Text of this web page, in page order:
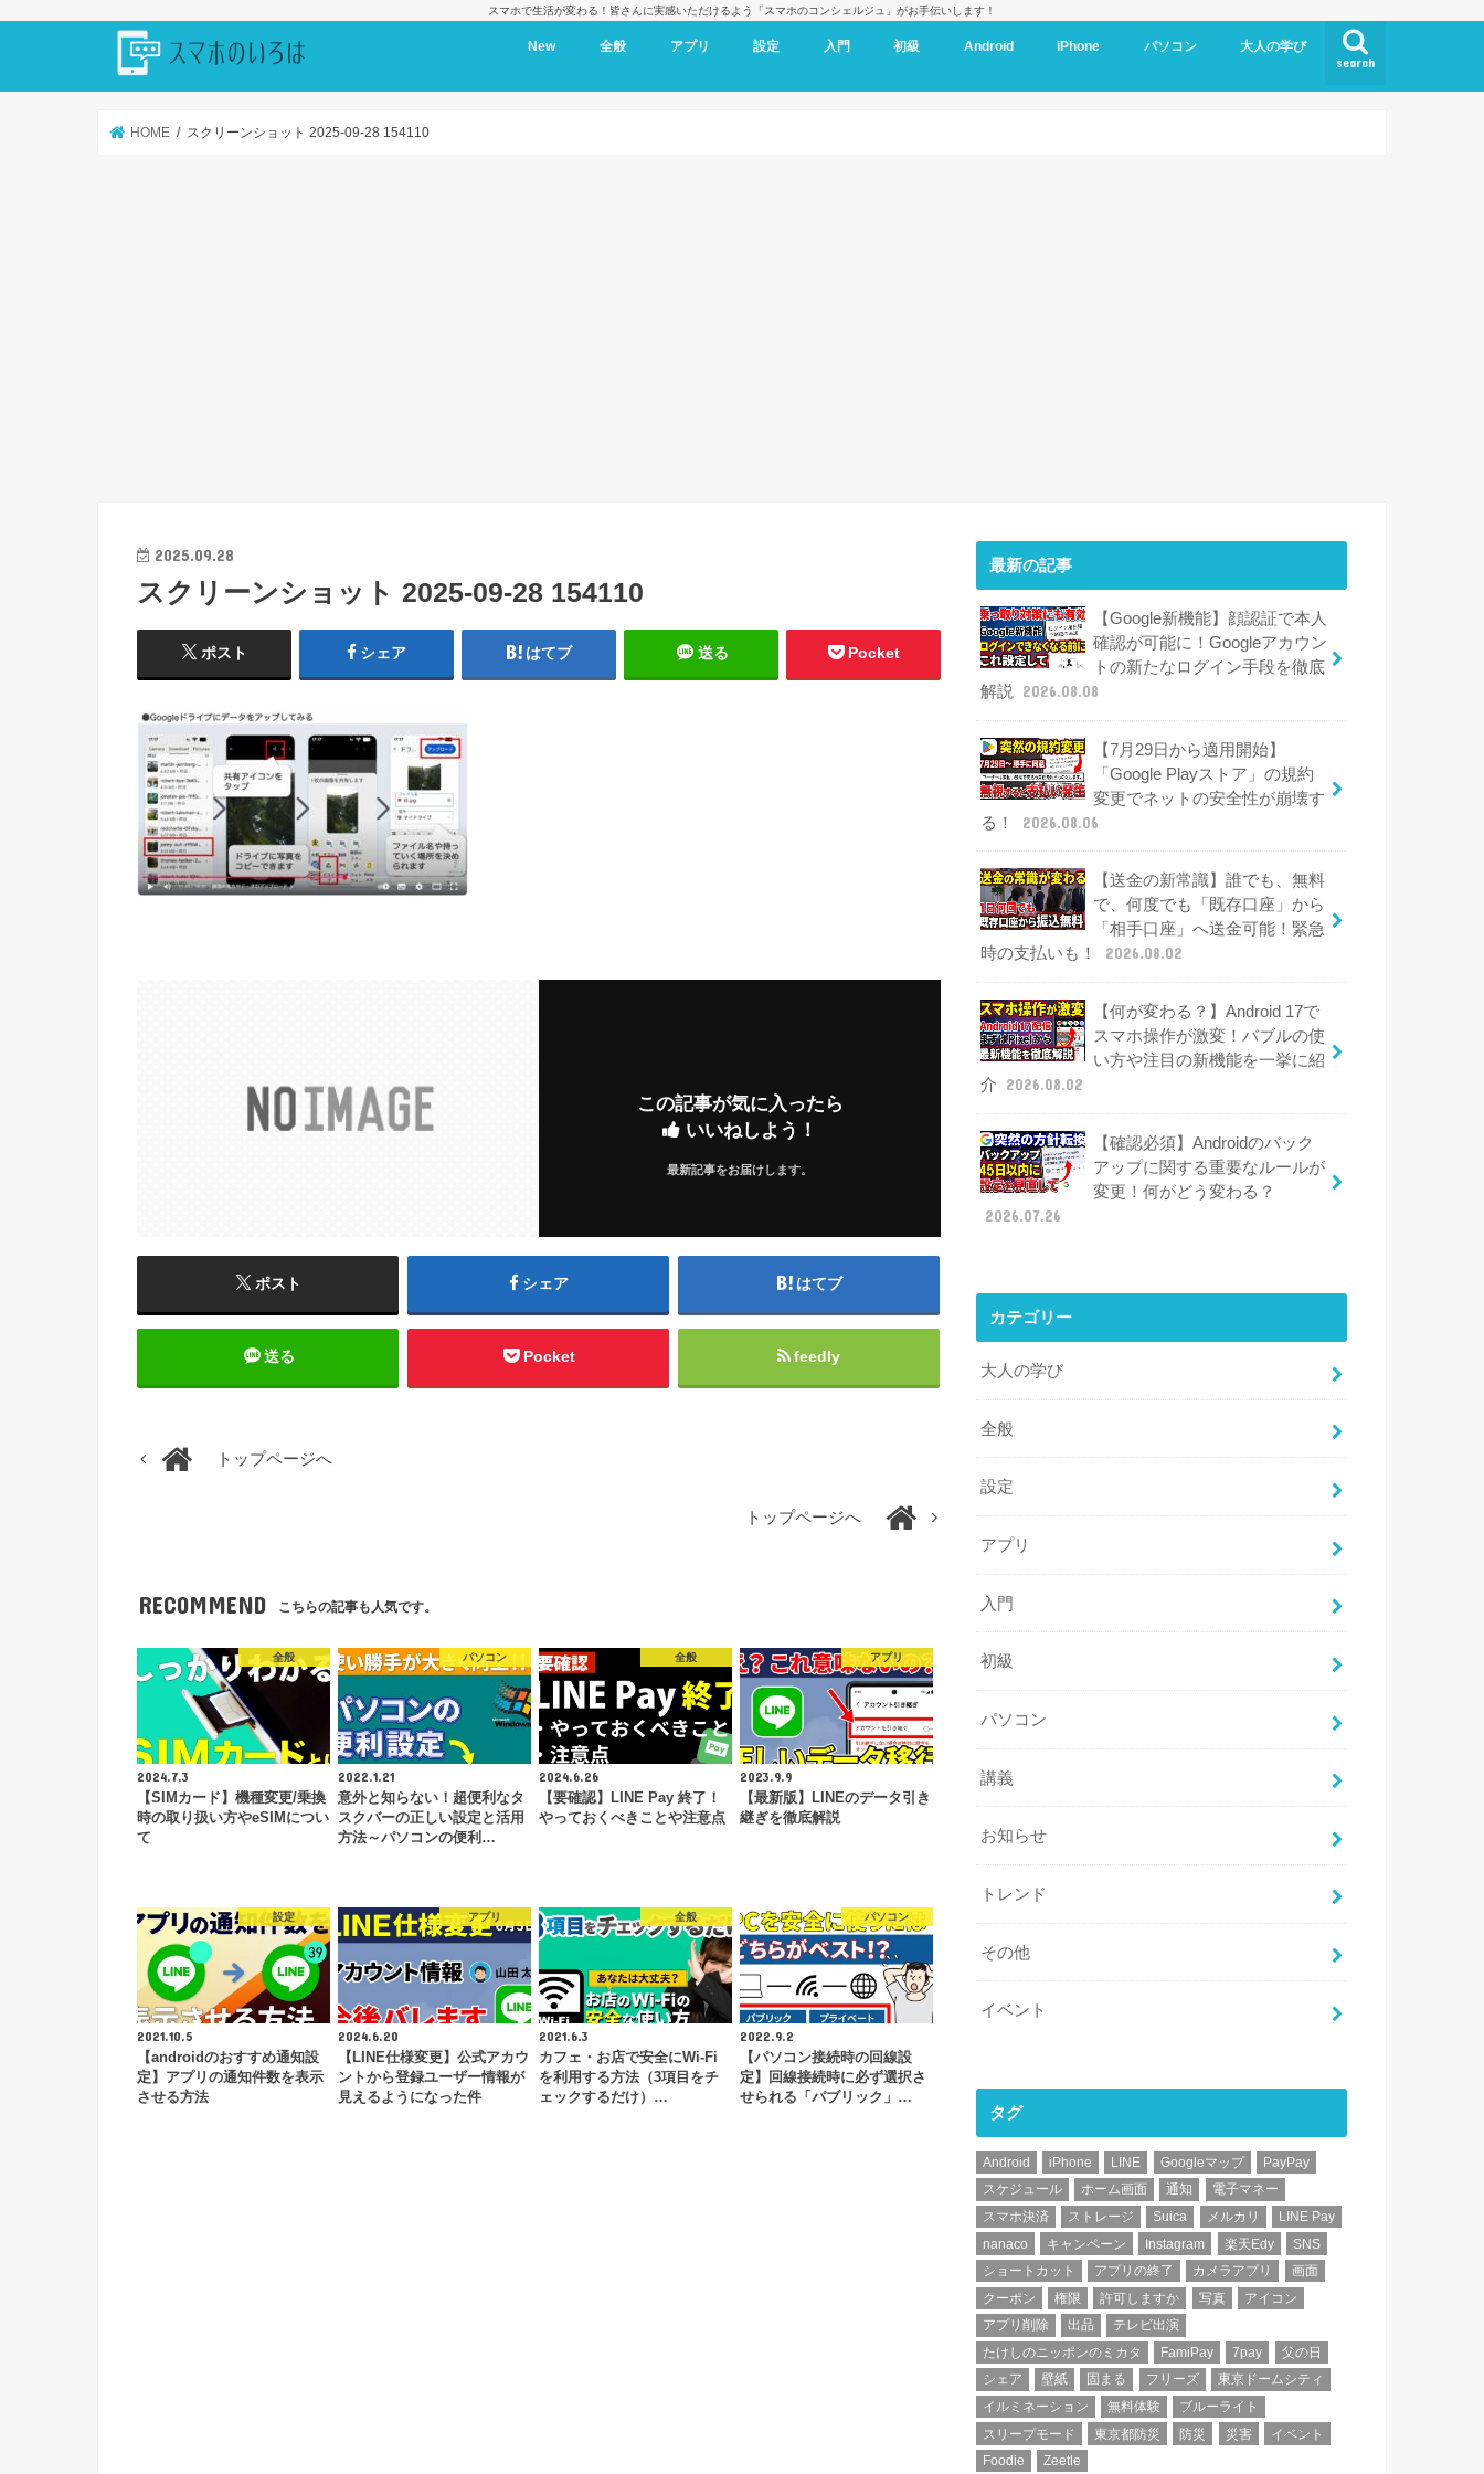
スマホで生活が変わる！皆さんに実感いただけるよう「スマホのコンシェルジュ」がお手伝いします！
search
New 全般 アプリ 設定 入門 初級 Android iPhone パソコン 大人の学び
HOME スクリーンショット 2025-09-28 154110
2025.09.28
スクリーンショット 2025-09-28 154110
ポスト シェア はてブ 送る Pocket
この記事が気に入ったら
いいねしよう！
最新記事をお届けします。
ポスト シェア はてブ
送る Pocket feedly
トップページへ
トップページへ
RECOMMEND こちらの記事も人気です。
全般
2024.7.3
【SIMカード】機種変更/乗換
時の取り扱い方やeSIMについ
て
パソコン
2022.1.21
意外と知らない！超便利なタ
スクバーの正しい設定と活用
方法～パソコンの便利…
全般
2024.6.26
【要確認】LINE Pay 終了！
やっておくべきことや注意点
アプリ
2023.9.9
【最新版】LINEのデータ引き
継ぎを徹底解説
設定
2021.10.5
【androidのおすすめ通知設
定】アプリの通知件数を表示
させる方法
アプリ
2024.6.20
【LINE仕様変更】公式アカウ
ントから登録ユーザー情報が
見えるようになった件
全般
2021.6.3
カフェ・お店で安全にWi-Fi
を利用する方法（3項目をチ
ェックするだけ）…
パソコン
2022.9.2
【パソコン接続時の回線設
定】回線接続時に必ず選択さ
せられる「パブリック」…
最新の記事
【Google新機能】顔認証で本人
確認が可能に！Googleアカウン
トの新たなログイン手段を徹底
解説
2026.08.08
【7月29日から適用開始】
「Google Playストア」の規約
変更でネットの安全性が崩壊す
る！
2026.08.06
【送金の新常識】誰でも、無料
で、何度でも「既存口座」から
「相手口座」へ送金可能！緊急
時の支払いも！
2026.08.02
【何が変わる？】Android 17で
スマホ操作が激変！バブルの使
い方や注目の新機能を一挙に紹
介
2026.08.02
【確認必須】Androidのバック
アップに関する重要なルールが
変更！何がどう変わる？
2026.07.26
カテゴリー
大人の学び
全般
設定
アプリ
入門
初級
パソコン
講義
お知らせ
トレンド
その他
イベント
タグ
Android iPhone LINE Googleマップ
PayPay
スケジュール
ホーム画面 通知
電子マネー
スマホ決済
ストレージ Suica メルカリ
LINE Pay
nanaco
キャンペーン Instagram 楽天Edy
SNS
ショートカット
アプリの終了 カメラアプリ
画面
クーポン
権限 許可しますか 写真
アイコン
アプリ削除
出品
テレビ出演
たけしのニッポンのミカタ
FamiPay 7pay
父の日
シェア
壁紙 固まる フリーズ
東京ドームシティ
イルミネーション
無料体験
ブルーライト
スリープモード
東京都防災 防災 災害
イベント
Foodie
Zeetle